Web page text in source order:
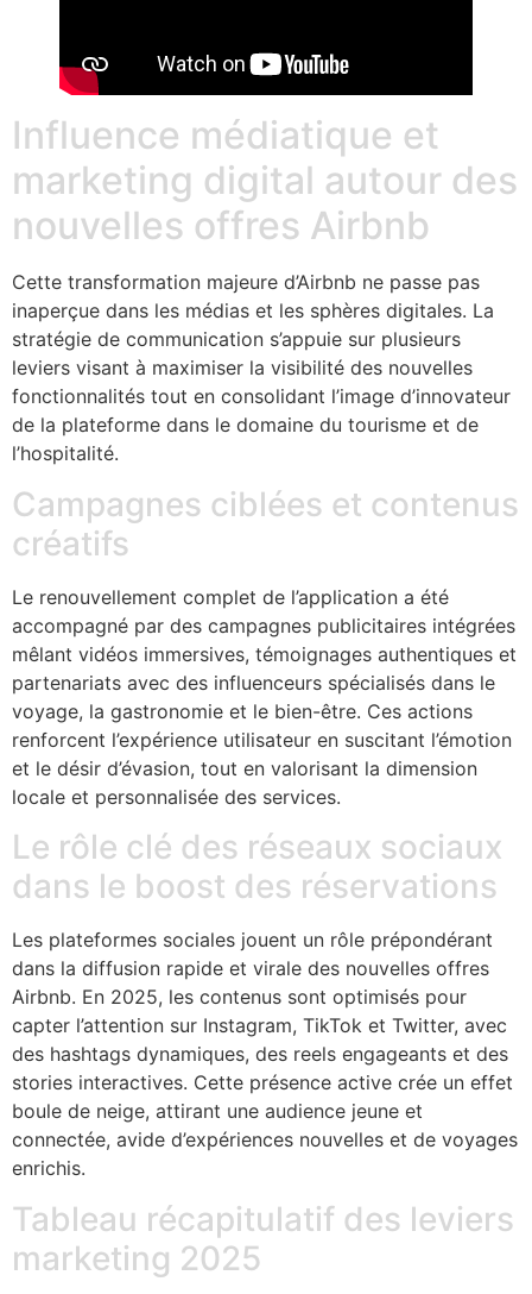
Influence médiatique et
marketing digital autour des
nouvelles offres Airbnb
Cette transformation majeure d’Airbnb ne passe pas
inaperçue dans les médias et les sphères digitales. La
stratégie de communication s’appuie sur plusieurs
leviers visant à maximiser la visibilité des nouvelles
fonctionnalités tout en consolidant l’image d’innovateur
de la plateforme dans le domaine du tourisme et de
l’hospitalité.
Campagnes ciblées et contenus
créatifs
Le renouvellement complet de l’application a été
accompagné par des campagnes publicitaires intégrées
mêlant vidéos immersives, témoignages authentiques et
partenariats avec des influenceurs spécialisés dans le
voyage, la gastronomie et le bien-être. Ces actions
renforcent l’expérience utilisateur en suscitant l’émotion
et le désir d’évasion, tout en valorisant la dimension
locale et personnalisée des services.
Le rôle clé des réseaux sociaux
dans le boost des réservations
Les plateformes sociales jouent un rôle prépondérant
dans la diffusion rapide et virale des nouvelles offres
Airbnb. En 2025, les contenus sont optimisés pour
capter l’attention sur Instagram, TikTok et Twitter, avec
des hashtags dynamiques, des reels engageants et des
stories interactives. Cette présence active crée un effet
boule de neige, attirant une audience jeune et
connectée, avide d’expériences nouvelles et de voyages
enrichis.
Tableau récapitulatif des leviers
marketing 2025